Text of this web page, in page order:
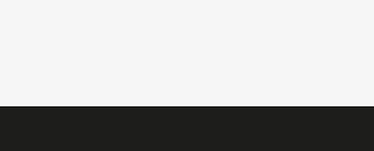
lepapier peint floralqui